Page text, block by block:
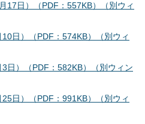
17日）（PDF：557KB）（別ウィ
日）（PDF：574KB）（別ウィ
日）（PDF：582KB）（別ウィン
日）（PDF：991KB）（別ウィ